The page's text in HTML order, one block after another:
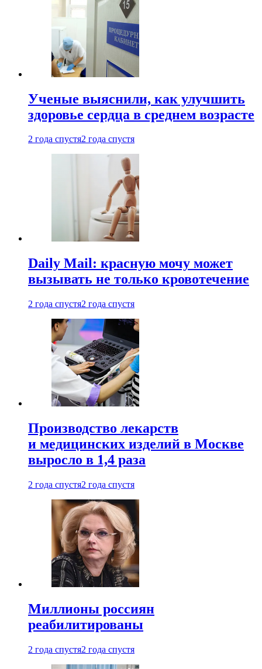
Ученые выяснили, как улучшить
здоровье сердца в среднем возрасте
2 года спустя2 года спустя
Daily Mail: красную мочу может
вызывать не только кровотечение
2 года спустя2 года спустя
Производство лекарств
и медицинских изделий в Москве
выросло в 1,4 раза
2 года спустя2 года спустя
Миллионы россиян
реабилитированы
2 года спустя2 года спустя